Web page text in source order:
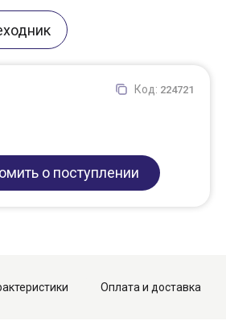
Код: 224721
о поступлении
Оплата и доставка